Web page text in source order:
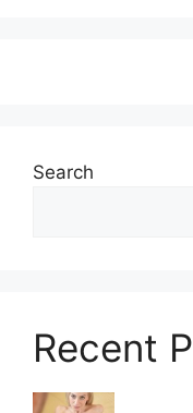
Search
Recent